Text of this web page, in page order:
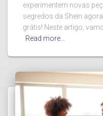
experimentem novas
segredos da Shein
grátis! Neste artigo,
Read more…